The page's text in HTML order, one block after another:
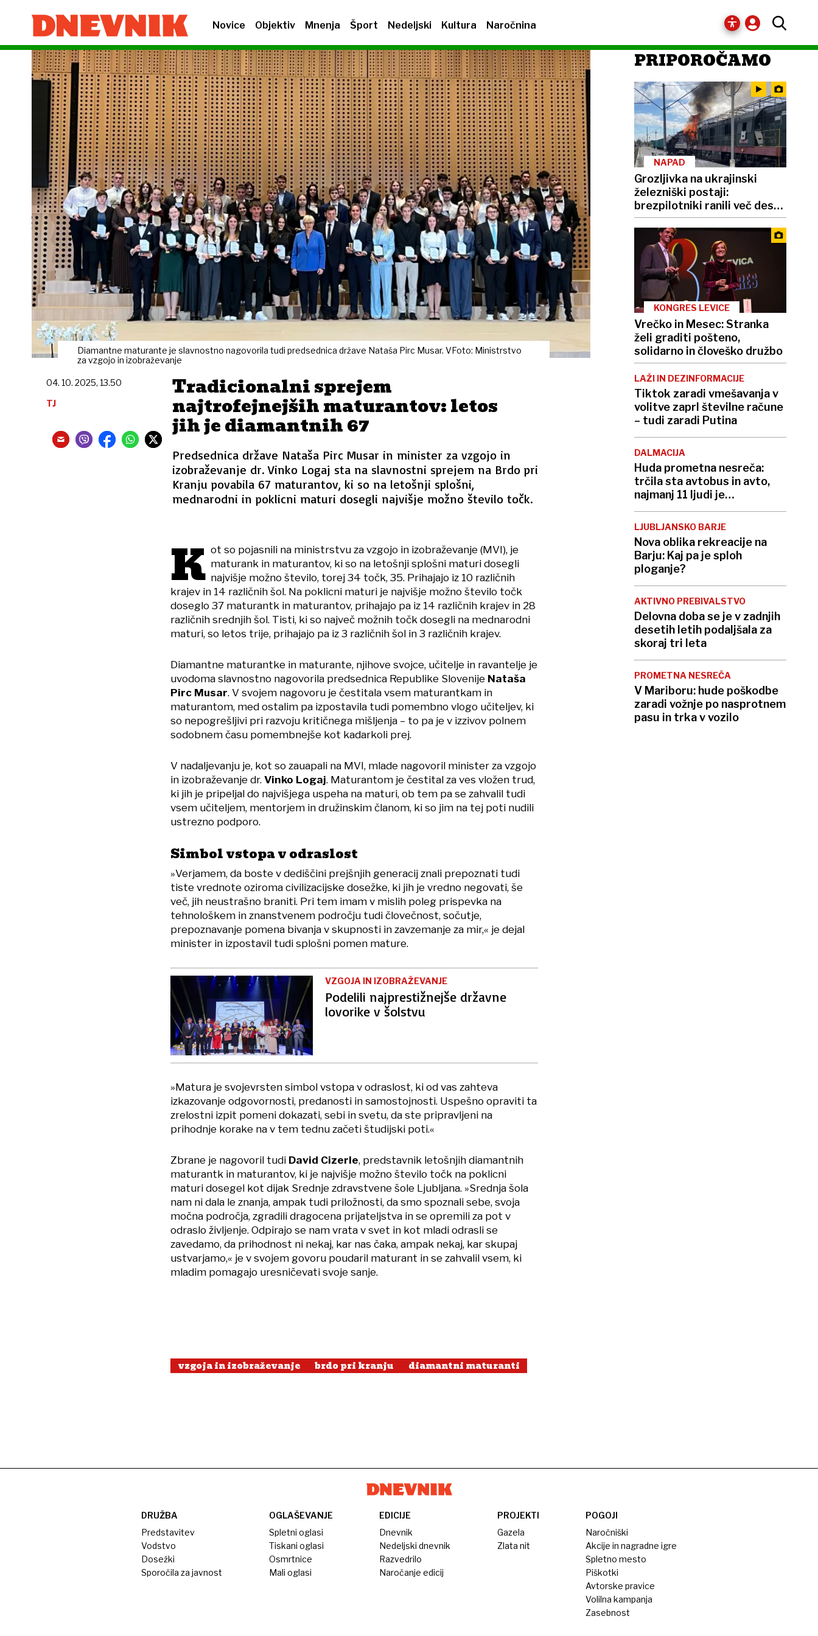
Novice Objektiv Mnenja Šport Nedeljski Kultura Naročnina
Diamantne maturante je slavnostno nagovorila tudi predsednica države Nataša Pirc Musar. VFoto: Ministrstvo
za vzgojo in izobraževanje
Tradicionalni sprejem
najtrofejnejših maturantov: letos
jih je diamantnih 67
Predsednica države Nataša Pirc Musar in minister za vzgojo in
izobraževanje dr. Vinko Logaj sta na slavnostni sprejem na Brdo pri
Kranju povabila 67 maturantov, ki so na letošnji splošni,
mednarodni in poklicni maturi dosegli najvišje možno število točk.
04. 10. 2025, 13.50
TJ
K ot so pojasnili na ministrstvu za vzgojo in izobraževanje (MVI), je
maturank in maturantov, ki so na letošnji splošni maturi dosegli
najvišje možno število, torej 34 točk, 35. Prihajajo iz 10 različnih
krajev in 14 različnih šol. Na poklicni maturi je najvišje možno število točk
doseglo 37 maturantk in maturantov, prihajajo pa iz 14 različnih krajev in 28
različnih srednjih šol. Tisti, ki so največ možnih točk dosegli na mednarodni
maturi, so letos trije, prihajajo pa iz 3 različnih šol in 3 različnih krajev.
Diamantne maturantke in maturante, njihove svojce, učitelje in ravantelje je
uvodoma slavnostno nagovorila predsednica Republike Slovenije Nataša
Pirc Musar. V svojem nagovoru je čestitala vsem maturantkam in
maturantom, med ostalim pa izpostavila tudi pomembno vlogo učiteljev, ki
so nepogrešljivi pri razvoju kritičnega mišljenja – to pa je v izzivov polnem
sodobnem času pomembnejše kot kadarkoli prej.
V nadaljevanju je, kot so zauapali na MVI, mlade nagovoril minister za vzgojo
in izobraževanje dr. Vinko Logaj. Maturantom je čestital za ves vložen trud,
ki jih je pripeljal do najvišjega uspeha na maturi, ob tem pa se zahvalil tudi
vsem učiteljem, mentorjem in družinskim članom, ki so jim na tej poti nudili
ustrezno podporo.
Simbol vstopa v odraslost
»Verjamem, da boste v dediščini prejšnjih generacij znali prepoznati tudi
tiste vrednote oziroma civilizacijske dosežke, ki jih je vredno negovati, še
več, jih neustrašno braniti. Pri tem imam v mislih poleg prispevka na
tehnološkem in znanstvenem področju tudi človečnost, sočutje,
prepoznavanje pomena bivanja v skupnosti in zavzemanje za mir,« je dejal
minister in izpostavil tudi splošni pomen mature.
VZGOJA IN IZOBRAŽEVANJE
Podelili najprestižnejše državne
lovorike v šolstvu
»Matura je svojevrsten simbol vstopa v odraslost, ki od vas zahteva
izkazovanje odgovornosti, predanosti in samostojnosti. Uspešno opraviti ta
zrelostni izpit pomeni dokazati, sebi in svetu, da ste pripravljeni na
prihodnje korake na v tem tednu začeti študijski poti.«
Zbrane je nagovoril tudi David Cizerle, predstavnik letošnjih diamantnih
maturantk in maturantov, ki je najvišje možno število točk na poklicni
maturi dosegel kot dijak Srednje zdravstvene šole Ljubljana. »Srednja šola
nam ni dala le znanja, ampak tudi priložnosti, da smo spoznali sebe, svoja
močna področja, zgradili dragocena prijateljstva in se opremili za pot v
odraslo življenje. Odpirajo se nam vrata v svet in kot mladi odrasli se
zavedamo, da prihodnost ni nekaj, kar nas čaka, ampak nekaj, kar skupaj
ustvarjamo,« je v svojem govoru poudaril maturant in se zahvalil vsem, ki
mladim pomagajo uresničevati svoje sanje.
vzgoja in izobraževanje brdo pri kranju diamantni maturanti
PRIPOROČAMO
NAPAD
Grozljivka na ukrajinski
železniški postaji:
brezpilotniki ranili več deset
ljudi, tudi otrok
KONGRES LEVICE
Vrečko in Mesec: Stranka
želi graditi pošteno,
solidarno in človeško družbo
LAŽI IN DEZINFORMACIJE
Tiktok zaradi vmešavanja v
volitve zaprl številne račune
– tudi zaradi Putina
DALMACIJA
Huda prometna nesreča:
trčila sta avtobus in avto,
najmanj 11 ljudi je
poškodovanih
LJUBLJANSKO BARJE
Nova oblika rekreacije na
Barju: Kaj pa je sploh
ploganje?
AKTIVNO PREBIVALSTVO
Delovna doba se je v zadnjih
desetih letih podaljšala za
skoraj tri leta
PROMETNA NESREČA
V Mariboru: hude poškodbe
zaradi vožnje po nasprotnem
pasu in trka v vozilo
DRUŽBA
Predstavitev
Vodstvo
Dosežki
Sporočila za javnost
OGLAŠEVANJE
Spletni oglasi
Tiskani oglasi
Osmrtnice
Mali oglasi
EDICIJE
Dnevnik
Nedeljski dnevnik
Razvedrilo
Naročanje edicij
PROJEKTI
Gazela
Zlata nit
POGOJI
Naročniški
Akcije in nagradne igre
Spletno mesto
Piškotki
Avtorske pravice
Volilna kampanja
Zasebnost